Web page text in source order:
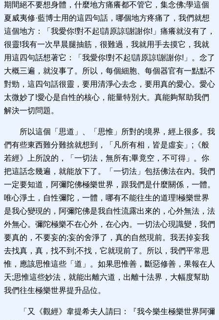
期間絕不要想身體，什麼地方痛癢都不管它，集念佛;學這個
夏威夷修·藍博士用的這四句話，哪個地方疼痛了，我們就想
這個地方：「我愛你!對不起!請原諒!謝謝你!」痛癢就沒有了，
很靈!我有一次早晨腿抽筋，很難過，我就用手去摸它，我就
用這四句話想著它：「我愛你!對不起!請原諒!謝謝你!」。念了
大概三遍，就沒事了。所以，每個細胞、每個器官有一點點不
對勁，這四句話很靈，要用清淨心去念，要用真的愛心。愛心
太微妙了!愛心是自性的核心，能量特別大。真能夠幫助我們
解決一切問題。
所以這個「思道」、「思惟」所對的境界，經上很多。我
們有些東西難分難捨就想到，「凡所有相，皆是虛妄」;《般
若經》上所說的，「一切法，無所有;畢竟空，不可得」。你
把這話念幾遍，就能放下了。「一切法」包括佛法在內。我們
一定要知道，阿彌陀佛極樂世界，跟我們是什麼關係，一體。
唯心淨土，自性彌陀，一體，哪有不能往生的道理!極樂世界
是我心變現的，阿彌陀佛是我自性流露出來的，心外無法，法
外無心。彌陀極樂不在心外，在心內。一切法心現識變，我們
要真的，不要妄的;妄的舍淨了，真的自然現前。我丟掉妄我
去找真，真，找不到;不找，它就現前了。所以，我們平常思
惟，應該思惟這些「道」。如果思惟善，斷惡修善，果報在人
天;思惟這些妙法，就能出離六道，出離十法界，大幅度幫助
我們往生極樂世界提升品位。
「又《觀經》韋提希夫人請曰：『我今樂生極樂世界阿彌